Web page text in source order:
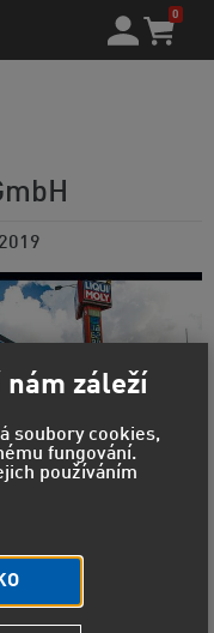
0
nám záleží
soubory cookies,
fungování.
používáním